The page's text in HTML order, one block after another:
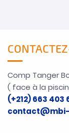
Comp Tanger
( face à la
(+212) 663 403